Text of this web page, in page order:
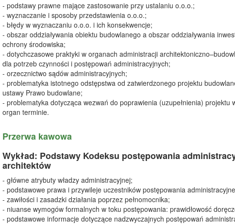
- podstawy prawne mające zastosowanie przy ustalaniu o.o.o.;
- wyznaczanie i sposoby przedstawienia o.o.o.;
- błędy w wyznaczaniu o.o.o. i ich konsekwencje;
- obszar oddziaływania obiektu budowlanego a obszar oddziaływania
ochrony środowiska;
- dotychczasowe praktyki w organach administracji
dla potrzeb czynności i postępowań administracyjnych;
- orzecznictwo sądów administracyjnych;
- problematyka istotnego odstępstwa od zatwierdzonego projektu
ustawy Prawo budowlane;
- problematyka dotycząca wezwań do poprawienia (uzupełnienia) projektu
organ terminie.
Przerwa kawowa
Wykład: Podstawy Kodeksu postępowania
architektów
- główne atrybuty władzy administracyjnej;
- podstawowe prawa i przywileje uczestników postępowania
- zawiłości i zasadzki działania poprzez pełnomocnika;
- niuanse wymogów formalnych w toku postępowania: prawidłowość
- podstawowe informacje dotyczące nadzwyczajnych postępowań